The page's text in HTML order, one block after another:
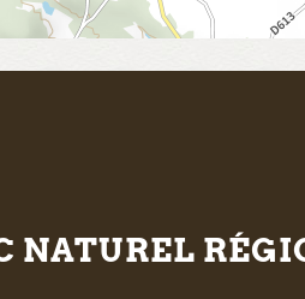
NATUREL